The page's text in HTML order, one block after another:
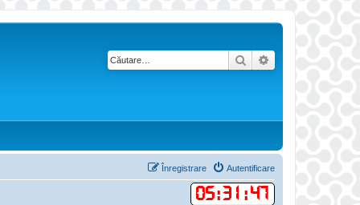
Căutare
Autentificare
Înregistrare
05:31 :47